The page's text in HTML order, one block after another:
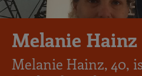
Melanie Hainz
Melanie Hainz, 40,